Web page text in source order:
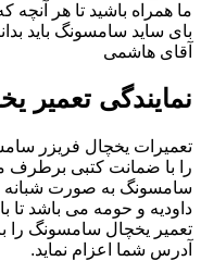
ما همراه باشید تا هر آنچه
آقای هاشمی
نمایندگی تعمیر
تعمیرات یخچال فریزر
را با ضمانت کتبی برطرف
سامسونگ به صورت شبانه
داودیه و حومه می باشد تا
تعمیر یخچال سامسونگ
آدرس شما اعزام نماید.